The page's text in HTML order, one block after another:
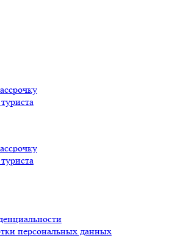
персональных данных